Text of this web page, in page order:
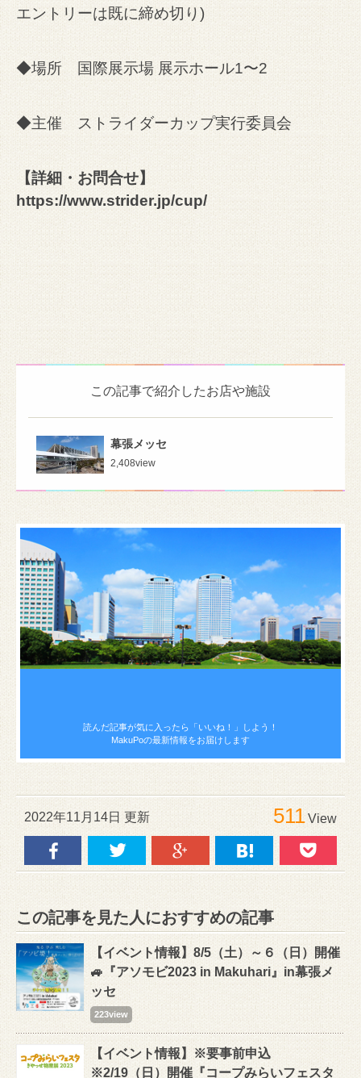
エントリーは既に締め切り)
◆場所 国際展示場 展示ホール1〜2
◆主催 ストライダーカップ実行委員会
【詳細・お問合せ】
https://www.strider.jp/cup/
この記事で紹介したお店や施設
幕張メッセ
2,408view
読んだ記事が気に入ったら 「いいね！」しよう！
MakuPoの最新情報をお届けします
2022年11月14日 更新 511View
この記事を見た人におすすめの記事
【イベント情報】8/5（土）～６（日）開催
🚙『アソモビ2023 in Makuhari』in幕張メ
ッセ
223view
【イベント情報】※要事前申込
※2/19（日）開催『コープみらいフェスタ